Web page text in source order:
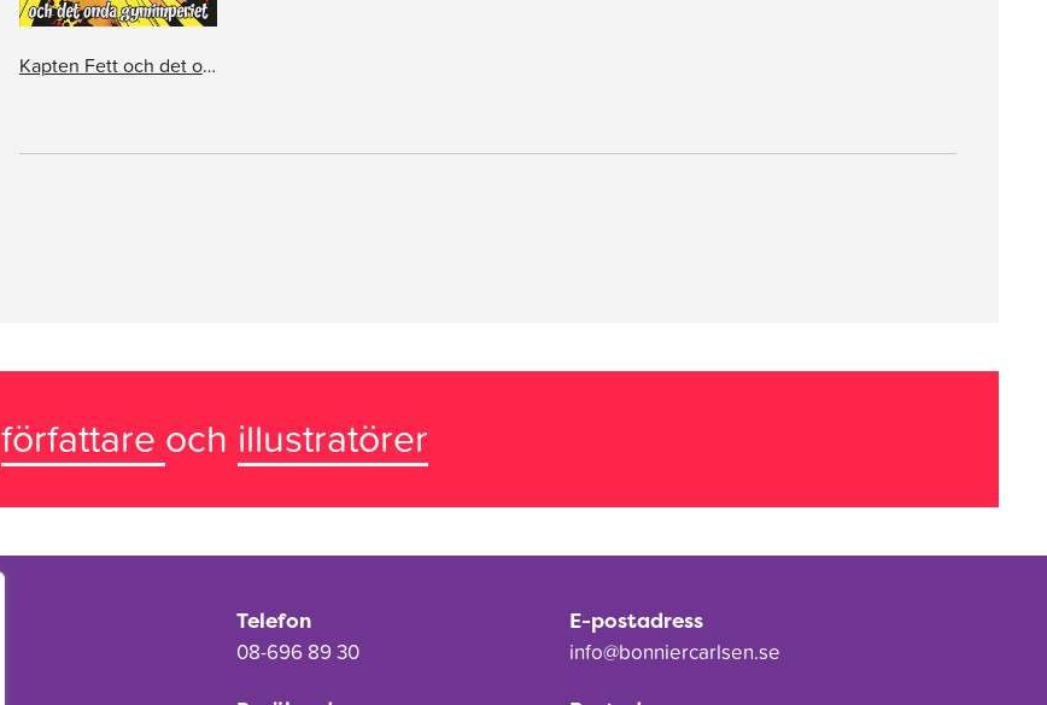
Kapten Fett och det onda gymimperiet
författare och illustratörer
Telefon
08-696 89 30
E-postadress
info@bonniercarlsen.se